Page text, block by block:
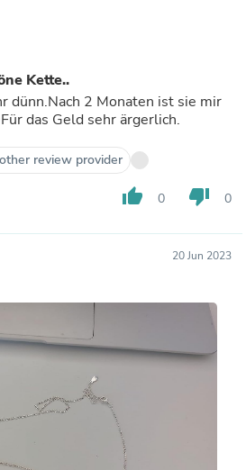
Kette..
dünn.Nach 2 Monaten ist sie mir
das Geld sehr ärgerlich.
review provider
thumb_up 0 thumb_down 0
20 Jun 2023